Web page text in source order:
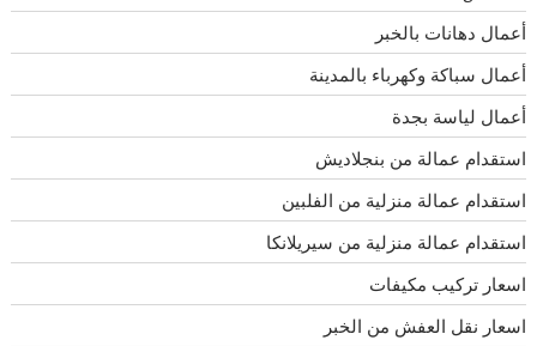
أعمال دهانات بالخبر
أعمال سباكة وكهرباء بالمدينة
أعمال لياسة بجدة
استقدام عمالة من بنجلاديش
استقدام عمالة منزلية من الفلبين
استقدام عمالة منزلية من سيريلانكا
اسعار تركيب مكيفات
اسعار نقل العفش من الخبر